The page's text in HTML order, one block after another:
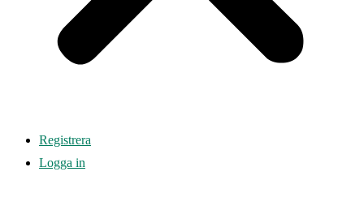
Registrera
Logga in